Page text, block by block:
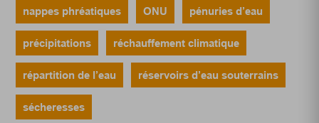
nappes phréatiques ONU pénuries d’eau
précipitations réchauffement climatique
répartition de l’eau réservoirs d’eau souterrains
sécheresses